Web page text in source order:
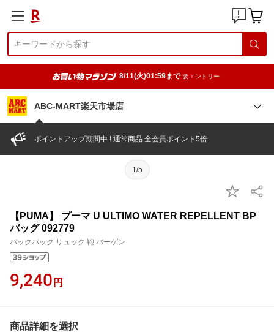
8/11(火)01:59まで 要エントリー
ABC-MART楽天市場店
ポイントアップ期間中 ! 通常商品 全会員ポイント5倍
1/5
【PUMA】 プーマ U ULTIMO WATER REPELLENT BP
バッグ 092779
バックパック リュック 鞄 バーゲン
9,240 円
商品詳細を選択